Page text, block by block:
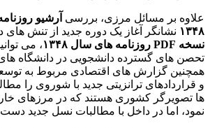
علاوه بر مسائل مرزی، بررسی آرشیو
۱۳۴۸ نشانگر آغاز یک دوره جدید از تنش های
نسخه PDF روزنامه های سال ۱۳۴۸
، می
تحصن های گسترده دانشجویی در دانشگاه
همچنین گزارش های اقتصادی مربوط به
و قراردادهای ترانزیتی جدید با شوروی را
ها تصویرگر کشوری هستند که در مرزهای
نمود، اما در داخل با مطالبات نسل جدید